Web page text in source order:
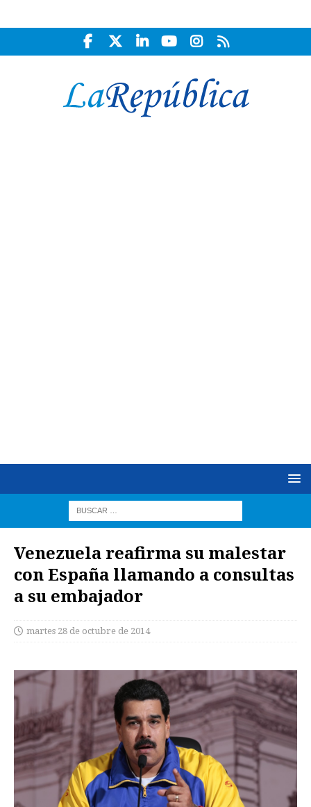
Venezuela reafirma su malestar
con España llamando a consultas
a su embajador
martes 28 de octubre de 2014